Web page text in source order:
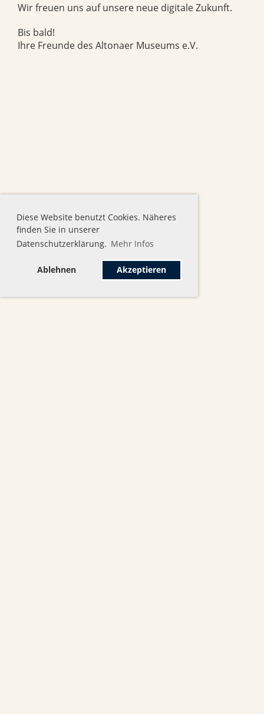
Diese Website benutzt Cookies. Näheres
finden Sie in unserer
Datenschutzerklärung. Mehr Infos
Ablehnen Akzeptieren
Wir freuen uns auf unsere neue digitale Zukunft.
Bis bald!
Ihre Freunde des Altonaer Museums e.V.